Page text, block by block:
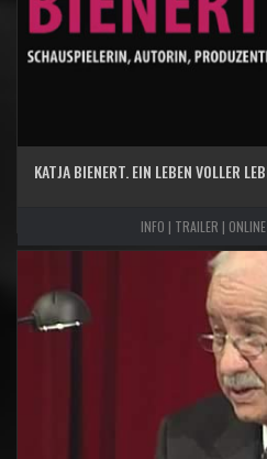
KATJA BIENERT. EIN LEBEN VOLLER
INFO | TRAILER |